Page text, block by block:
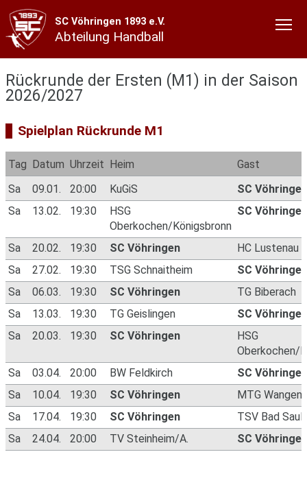
SC Vöhringen 1893 e.V.
Abteilung Handball
Rückrunde der Ersten (M1) in der Saison
2026/2027
Spielplan Rückrunde M1
Tag Datum Uhrzeit Heim
Gast
Sa
09.01. 20:00 KuGiS
SC Vöhringen
Sa
13.02. 19:30
HSG
Oberkochen/Königsbronn
SC Vöhringen
Sa 20.02. 19:30 SC Vöhringen
HC Lustenau
Sa
27.02. 19:30 TSG Schnaitheim
SC Vöhringen
Sa
06.03. 19:30 SC Vöhringen
TG Biberach
Sa
13.03. 19:30 TG Geislingen
SC Vöhringen
Sa
20.03. 19:30 SC Vöhringen
HSG
Oberkochen/
Sa
03.04. 20:00 BW Feldkirch
SC Vöhringen
Sa
10.04. 19:30 SC Vöhringen
MTG Wangen
Sa
17.04. 19:30 SC Vöhringen
TSV Bad
Sa
24.04. 20:00 TV Steinheim/A. SC Vöhringen